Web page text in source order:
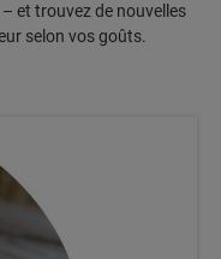
et trouvez de nouvelles
selon vos goûts.